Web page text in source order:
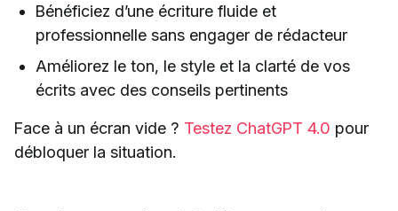
Bénéficiez d’une écriture fluide et
professionnelle sans engager de rédacteur
Améliorez le ton, le style et la clarté de vos
écrits avec des conseils pertinents
Face à un écran vide ? Testez ChatGPT 4.0 pour
débloquer la situation.